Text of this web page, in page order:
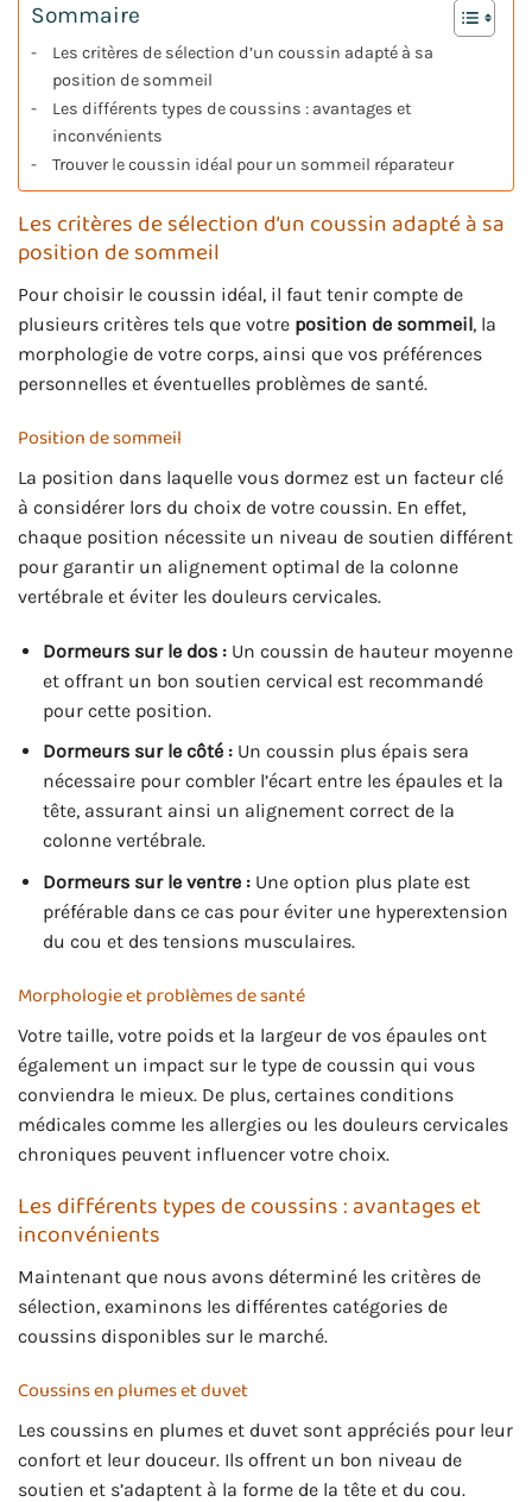
Sommaire
Les critères de sélection d’un coussin adapté à sa
position de sommeil
Les différents types de coussins : avantages et
inconvénients
Trouver le coussin idéal pour un sommeil réparateur
Les critères de sélection d’un coussin adapté à sa
position de sommeil
Pour choisir le coussin idéal, il faut tenir compte de
plusieurs critères tels que votre position de sommeil, la
morphologie de votre corps, ainsi que vos préférences
personnelles et éventuelles problèmes de santé.
Position de sommeil
La position dans laquelle vous dormez est un facteur clé
à considérer lors du choix de votre coussin. En effet,
chaque position nécessite un niveau de soutien différent
pour garantir un alignement optimal de la colonne
vertébrale et éviter les douleurs cervicales.
Dormeurs sur le dos :Un coussin de hauteur moyenne
et offrant un bon soutien cervical est recommandé
pour cette position.
Dormeurs sur le côté :Un coussin plus épais sera
nécessaire pour combler l’écart entre les épaules et la
tête, assurant ainsi un alignement correct de la
colonne vertébrale.
Dormeurs sur le ventre :Une option plus plate est
préférable dans ce cas pour éviter une hyperextension
du cou et des tensions musculaires.
Morphologie et problèmes de santé
Votre taille, votre poids et la largeur de vos épaules ont
également un impact sur le type de coussin qui vous
conviendra le mieux. De plus, certaines conditions
médicales comme les allergies ou les douleurs cervicales
chroniques peuvent influencer votre choix.
Les différents types de coussins : avantages et
inconvénients
Maintenant que nous avons déterminé les critères de
sélection, examinons les différentes catégories de
coussins disponibles sur le marché.
Coussins en plumes et duvet
Les coussins en plumes et duvet sont appréciés pour leur
confort et leur douceur. Ils offrent un bon niveau de
soutien et s’adaptent à la forme de la tête et du cou.